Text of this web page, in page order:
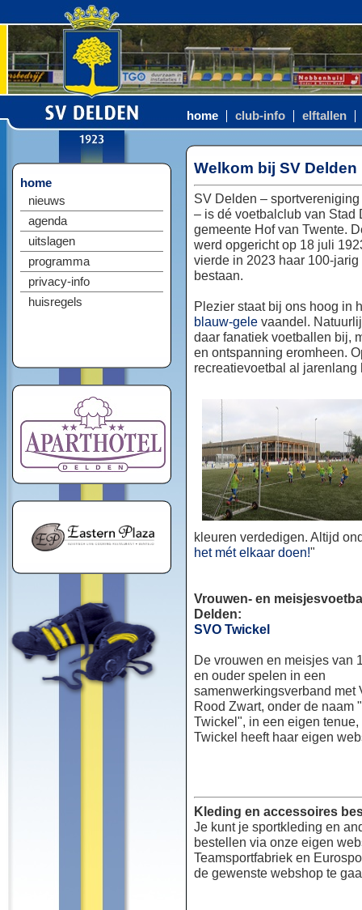
home club-info elftallen
home
nieuws
agenda
uitslagen
programma
privacy-info
huisregels
Welkom bij SV Delden
SV Delden –
– is dé voetbalclub van Stad
gemeente Hof van Twente.
werd opgericht op 18 juli
vierde in 2023 haar 100-jarig
bestaan.
Plezier staat bij ons hoog in
blauw-gele vaandel.
daar fanatiek voetballen bij,
en ontspanning eromheen.
recreatievoetbal al jarenlang
kleuren verdedigen. Altijd
het mét elkaar doen!"
Vrouwen- en
Delden:
SVO Twickel
De vrouwen en meisjes van
en ouder spelen in een
samenwerkingsverband met
Rood Zwart, onder de naam
Twickel", in een eigen
Twickel heeft haar eigen
Kleding en accessoires
Je kunt je sportkleding en
bestellen via onze eigen
Teamsportfabriek en
de gewenste webshop te